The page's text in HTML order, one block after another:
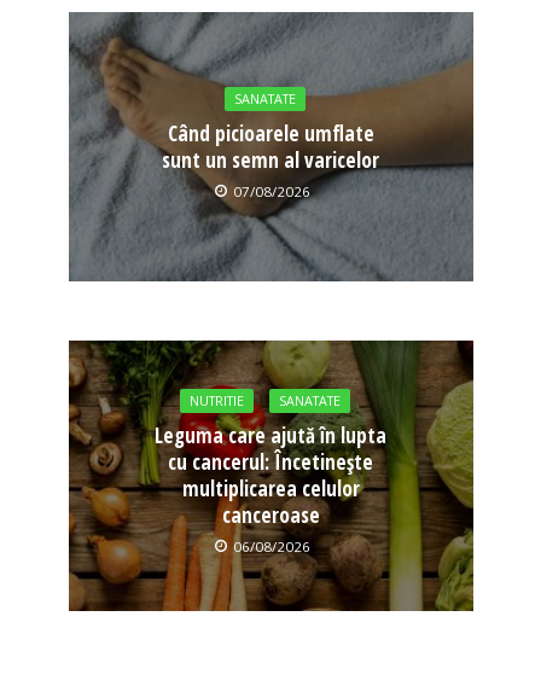
SANATATE
Când picioarele umflate
sunt un semn al varicelor
07/08/2026
NUTRITIE SANATATE
Leguma care ajută în lupta
cu cancerul: Încetinește
multiplicarea celulor
canceroase
06/08/2026